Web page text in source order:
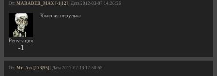
От: MARADER_MAX [-1|12] | Дата 2012-03-07 14:26:26
Репутация
-1
Класная игрулька
От: Mr_Ass [173|95] | Дата 2012-02-13 17:50:59